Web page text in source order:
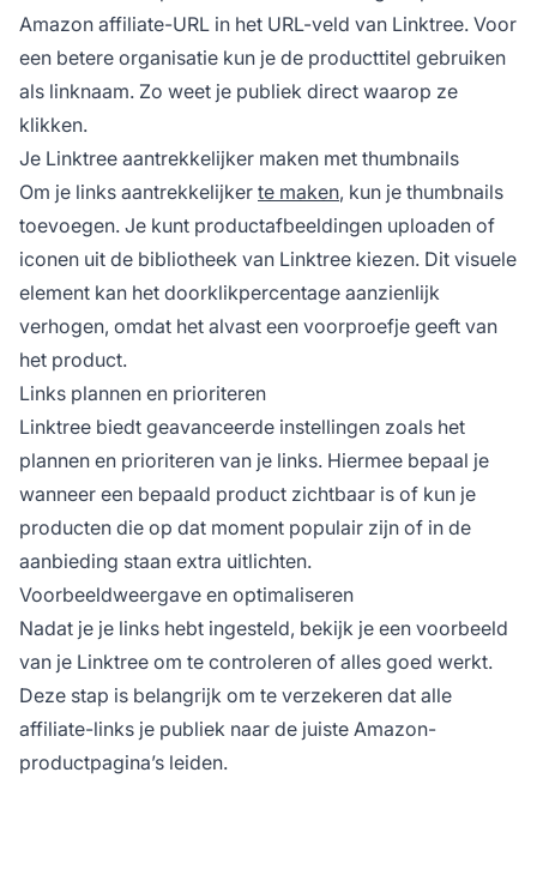
Amazon affiliate-URL in het URL-veld van Linktree. Voor
een betere organisatie kun je de producttitel gebruiken
als linknaam. Zo weet je publiek direct waarop ze
klikken.
Je Linktree aantrekkelijker maken met thumbnails
Om je links aantrekkelijker te maken, kun je thumbnails
toevoegen. Je kunt productafbeeldingen uploaden of
iconen uit de bibliotheek van Linktree kiezen. Dit visuele
element kan het doorklikpercentage aanzienlijk
verhogen, omdat het alvast een voorproefje geeft van
het product.
Links plannen en prioriteren
Linktree biedt geavanceerde instellingen zoals het
plannen en prioriteren van je links. Hiermee bepaal je
wanneer een bepaald product zichtbaar is of kun je
producten die op dat moment populair zijn of in de
aanbieding staan extra uitlichten.
Voorbeeldweergave en optimaliseren
Nadat je je links hebt ingesteld, bekijk je een voorbeeld
van je Linktree om te controleren of alles goed werkt.
Deze stap is belangrijk om te verzekeren dat alle
affiliate-links je publiek naar de juiste Amazon-
productpagina’s leiden.